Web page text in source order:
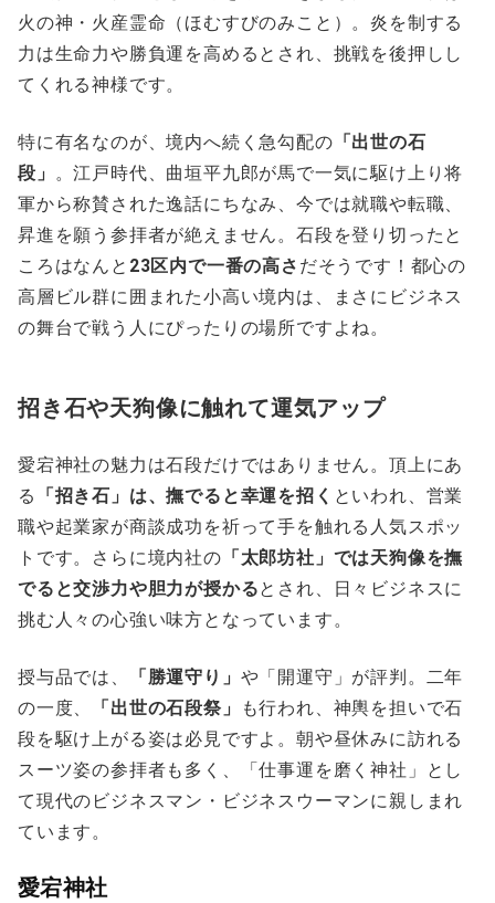
火の神・火産霊命（ほむすびのみこと）。炎を制する
力は生命力や勝負運を高めるとされ、挑戦を後押しし
てくれる神様です。
特に有名なのが、境内へ続く急勾配の 「出世の石
段」 。江戸時代、曲垣平九郎が馬で一気に駆け上り将
軍から称賛された逸話にちなみ、今では就職や転職、
昇進を願う参拝者が絶えません。石段を登り切ったと
ころはなんと 23区内で一番の高さ だそうです！都心の
高層ビル群に囲まれた小高い境内は、まさにビジネス
の舞台で戦う人にぴったりの場所ですよね。
招き石や天狗像に触れて運気アップ
愛宕神社の魅力は石段だけではありません。頂上にあ
る
「招き石」は、撫でると幸運を招く といわれ、営業
職や起業家が商談成功を祈って手を触れる人気スポッ
トです。さらに境内社の 「太郎坊社」では天狗像を撫
でると交渉力や胆力が授かるとされ、日々ビジネスに
挑む人々の心強い味方となっています。
授与品では、 「勝運守り」 や「開運守」が評判。二年
の一度、
「出世の石段祭」
も行われ、神輿を担いで石
段を駆け上がる姿は必見ですよ。朝や昼休みに訪れる
スーツ姿の参拝者も多く、「仕事運を磨く神社」とし
て現代のビジネスマン・ビジネスウーマンに親しまれ
ています。
愛宕神社